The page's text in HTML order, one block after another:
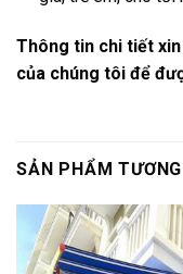
Thông tin chi tiết
của chúng tôi để
SẢN PHẨM